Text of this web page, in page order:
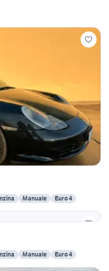
Manuale
Euro 4
Manuale Euro 4